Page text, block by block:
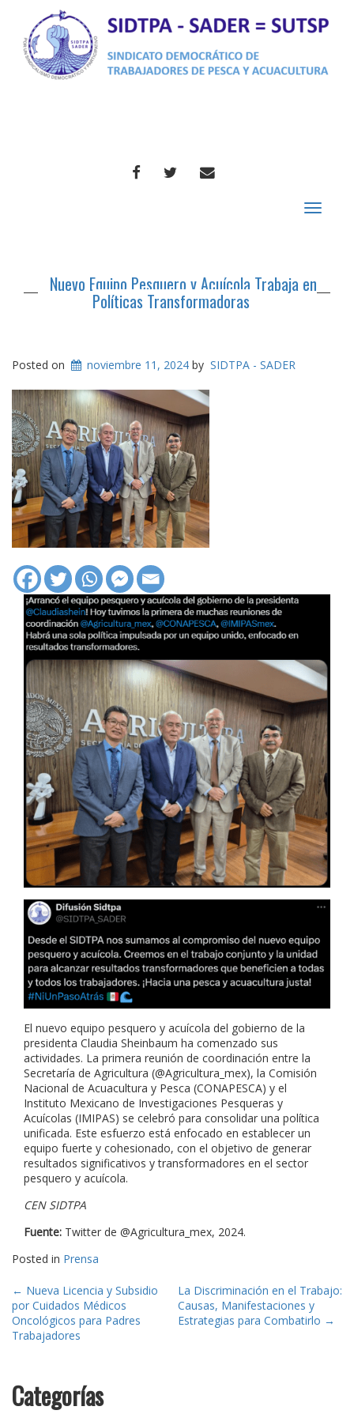
FACEBOOKTWITTERCORREO
Toggle
Nuevo Equipo Pesquero y Acuícola Trabaja en
Políticas Transformadoras
Posted on noviembre 11, 2024 by SIDTPA - SADER
El nuevo equipo pesquero y acuícola del gobierno de la
presidenta Claudia Sheinbaum ha comenzado sus
actividades. La primera reunión de coordinación entre la
Secretaría de Agricultura (@Agricultura_mex), la Comisión
Nacional de Acuacultura y Pesca (CONAPESCA) y el
Instituto Mexicano de Investigaciones Pesqueras y
Acuícolas (IMIPAS) se celebró para consolidar una política
unificada. Este esfuerzo está enfocado en establecer un
equipo fuerte y cohesionado, con el objetivo de generar
resultados significativos y transformadores en el sector
pesquero y acuícola.
CEN SIDTPA
Fuente: Twitter de @Agricultura_mex, 2024.
Posted in Prensa
Post
navigation
← Nueva Licencia y Subsidio
por Cuidados Médicos
Oncológicos para Padres
Trabajadores
La Discriminación en el Trabajo:
Causas, Manifestaciones y
Estrategias para Combatirlo →
Categorías